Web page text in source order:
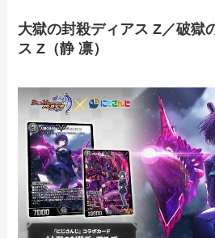
大獄の封殺ディアス Z／破獄
ス Z（静 凛）